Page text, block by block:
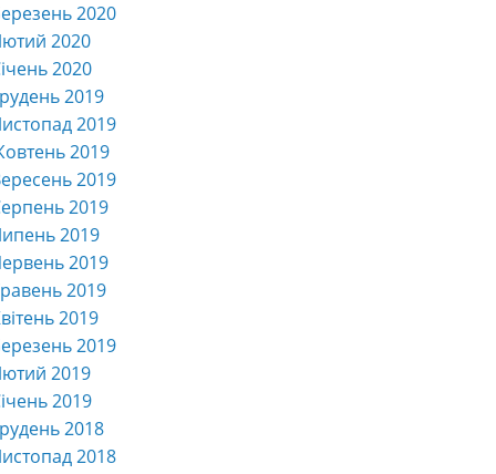
2020
2020
2020
2019
2019
2019
2019
2019
2019
2019
2019
2019
2019
2019
2019
2018
2018